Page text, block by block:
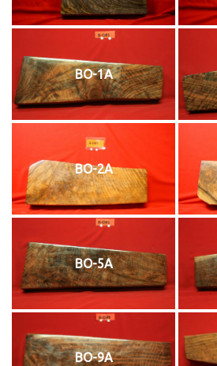
BO-1A
BO-2A
BO-5A
BO-9A